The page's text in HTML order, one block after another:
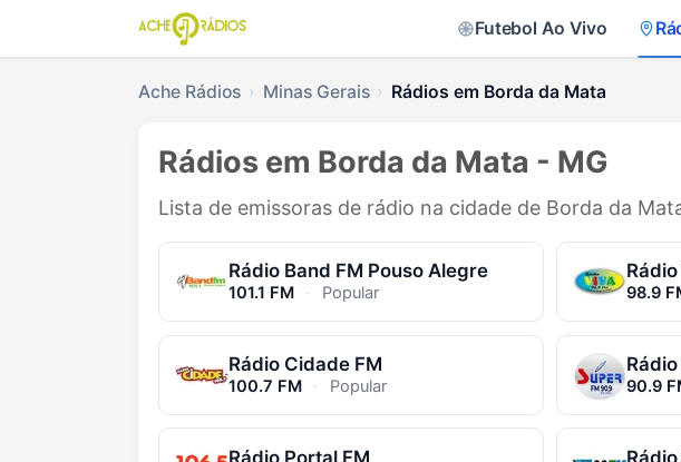
Futebol Ao Vivo
Ache Rádios Minas Gerais Rádios em Borda da Mata
Rádios em Borda da Mata - MG
Lista de emissoras de rádio na cidade de Borda da
Rádio Band FM Pouso Alegre
101.1 FM · Popular 98.9
Rádio Cidade FM
100.7 FM · Popular 90.9
Rádio Portal FM